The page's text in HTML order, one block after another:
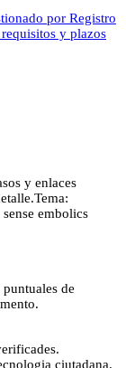
por Registro
y plazos
y enlaces
Tema:
embolics
de
ciutadana.